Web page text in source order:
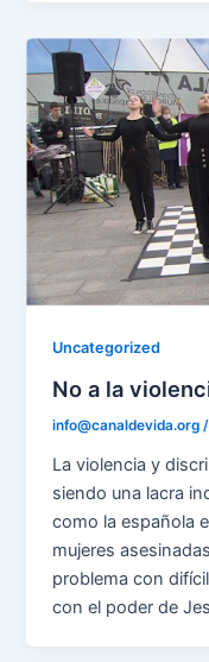
Uncategorized
No a la
info@canaldevida.org
La violencia y
siendo una lacra
como la española
mujeres
problema con
con el poder de